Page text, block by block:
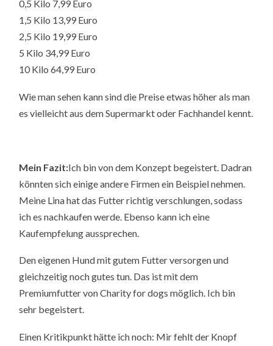
0,5 Kilo 7,99 Euro
1,5 Kilo 13,99 Euro
2,5 Kilo 19,99 Euro
5 Kilo 34,99 Euro
10 Kilo 64,99 Euro
Wie man sehen kann sind die Preise etwas höher als man
es vielleicht aus dem Supermarkt oder Fachhandel kennt.
Mein Fazit:Ich bin von dem Konzept begeistert. Dadran
könnten sich einige andere Firmen ein Beispiel nehmen.
Meine Lina hat das Futter richtig verschlungen, sodass
ich es nachkaufen werde. Ebenso kann ich eine
Kaufempfelung aussprechen.
Den eigenen Hund mit gutem Futter versorgen und
gleichzeitig noch gutes tun. Das ist mit dem
Premiumfutter von Charity for dogs möglich. Ich bin
sehr begeistert.
Einen Kritikpunkt hätte ich noch: Mir fehlt der Knopf